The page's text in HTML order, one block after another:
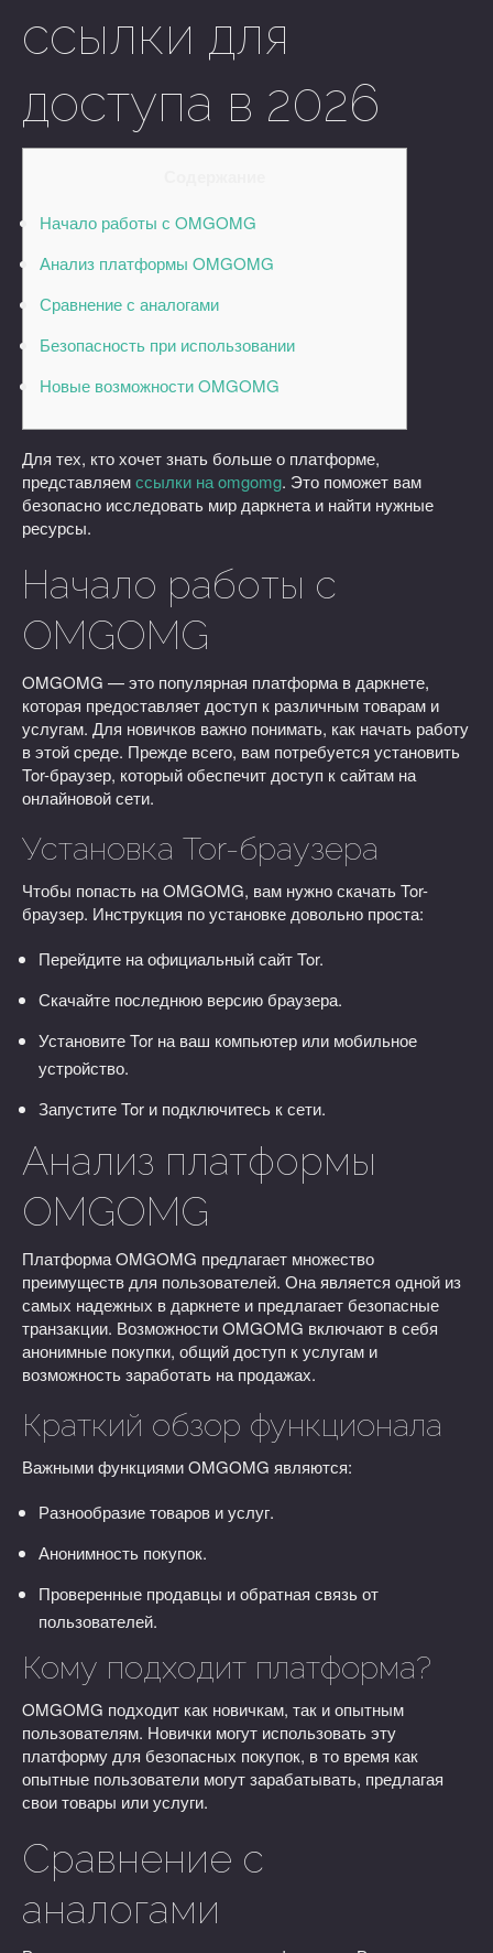
ссылки для
доступа в 2026
Начало работы с OMGOMG
Анализ платформы OMGOMG
Сравнение с аналогами
Безопасность при использовании
Новые возможности OMGOMG
Для тех, кто хочет знать больше о платформе,
представляемссылки на omgomg. Это поможет вам
безопасно исследовать мир даркнета и найти нужные
ресурсы.
Начало работы с
OMGOMG
OMGOMG — это популярная платформа в даркнете,
которая предоставляет доступ к различным товарам и
услугам. Для новичков важно понимать, как начать работу
в этой среде. Прежде всего, вам потребуется установить
Tor-браузер, который обеспечит доступ к сайтам на
онлайновой сети.
Установка Tor-браузера
Чтобы попасть на OMGOMG, вам нужно скачать Tor-
браузер. Инструкция по установке довольно проста:
Перейдите на официальный сайт Tor.
Скачайте последнюю версию браузера.
Установите Tor на ваш компьютер или мобильное
устройство.
Запустите Tor и подключитесь к сети.
Анализ платформы
OMGOMG
Платформа OMGOMG предлагает множество
преимуществ для пользователей. Она является одной из
самых надежных в даркнете и предлагает безопасные
транзакции. Возможности OMGOMG включают в себя
анонимные покупки, общий доступ к услугам и
возможность заработать на продажах.
Краткий обзор функционала
Важными функциями OMGOMG являются:
Разнообразие товаров и услуг.
Анонимность покупок.
Проверенные продавцы и обратная связь от
пользователей.
Кому подходит платформа?
OMGOMG подходит как новичкам, так и опытным
пользователям. Новички могут использовать эту
платформу для безопасных покупок, в то время как
опытные пользователи могут зарабатывать, предлагая
свои товары или услуги.
Сравнение с
аналогами